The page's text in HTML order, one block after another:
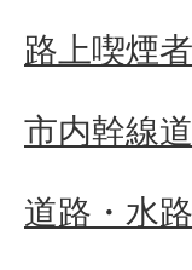
路上喫煙
市内幹線
道路・水